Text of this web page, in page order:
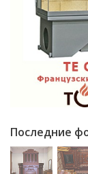
Последние